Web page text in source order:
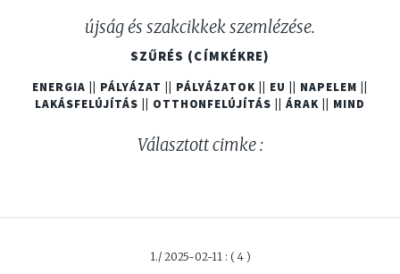
újság és szakcikkek szemlézése.
SZŰRÉS (CÍMKÉKRE)
ENERGIA PÁLYÁZAT PÁLYÁZATOK|| EU NAPELEM
LAKÁSFELÚJÍTÁS
OTTHONFELÚJÍTÁS ||ÁRAK MIND
Választott cimke :
1./ 2025-02-11 : ( 4 )